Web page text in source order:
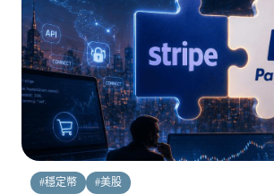
#穩定幣 #美股